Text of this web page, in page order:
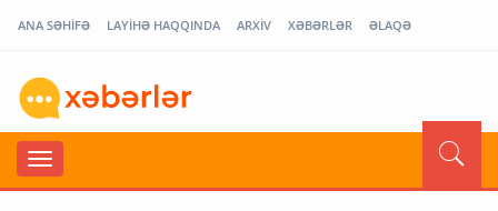
ANA SƏHİFƏ LAYİHƏ HAQQINDA ARXİV XƏBƏRLƏR ƏLAQƏ